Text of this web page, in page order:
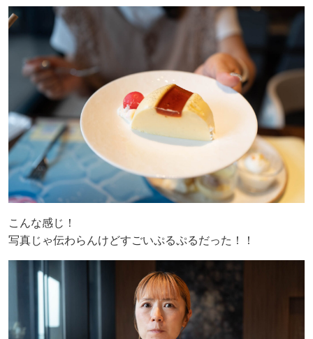
こんな感じ！
写真じゃ伝わらんけどすごいぷるぷるだった！！